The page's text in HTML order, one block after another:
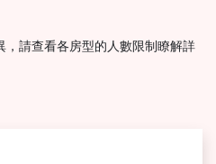
，請查看各房型的人數限制瞭解詳